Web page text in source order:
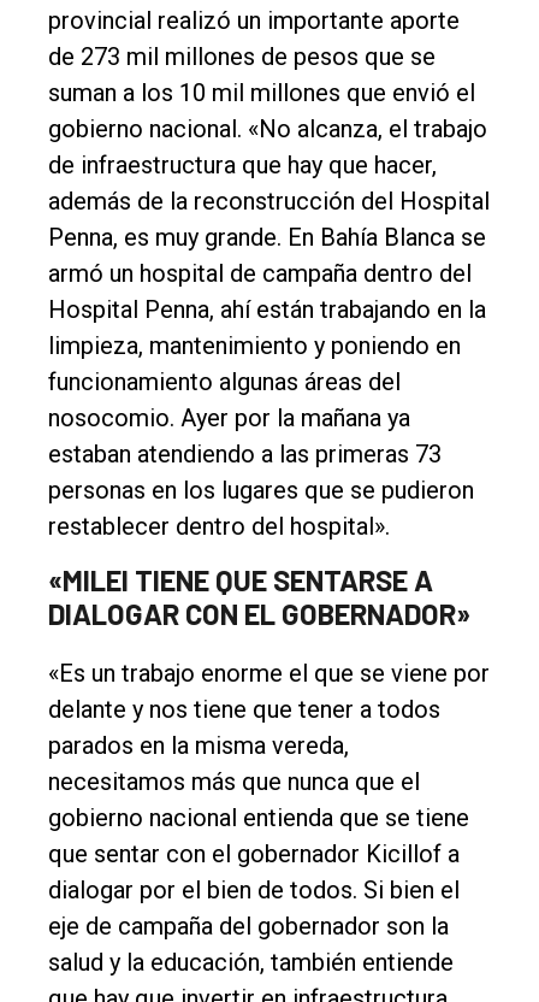
provincial realizó un importante aporte
de 273 mil millones de pesos que se
suman a los 10 mil millones que envió el
gobierno nacional. «No alcanza, el trabajo
de infraestructura que hay que hacer,
además de la reconstrucción del Hospital
Penna, es muy grande. En Bahía Blanca se
armó un hospital de campaña dentro del
Hospital Penna, ahí están trabajando en la
limpieza, mantenimiento y poniendo en
funcionamiento algunas áreas del
nosocomio. Ayer por la mañana ya
estaban atendiendo a las primeras 73
personas en los lugares que se pudieron
restablecer dentro del hospital».
«MILEI TIENE QUE SENTARSE A
DIALOGAR CON EL GOBERNADOR»
«Es un trabajo enorme el que se viene por
delante y nos tiene que tener a todos
parados en la misma vereda,
necesitamos más que nunca que el
gobierno nacional entienda que se tiene
que sentar con el gobernador Kicillof a
dialogar por el bien de todos. Si bien el
eje de campaña del gobernador son la
salud y la educación, también entiende